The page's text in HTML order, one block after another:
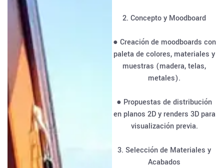
2. Concepto y Moodboard
● Creación de moodboards con
paleta de colores, materiales y
muestras (madera, telas,
metales).
● Propuestas de distribución
en planos 2D y renders 3D para
visualización previa.
3. Selección de Materiales y
Acabados